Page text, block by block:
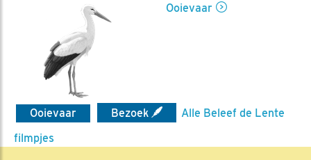
Ooievaar
Ooievaar Bezoek
Alle Beleef de Lente
filmpjes